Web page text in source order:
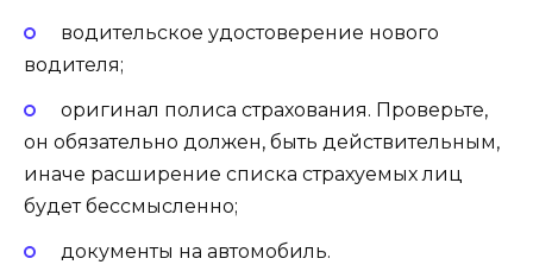
водительское удостоверение нового
водителя;
оригинал полиса страхования. Проверьте,
он обязательно должен, быть действительным,
иначе расширение списка страхуемых лиц
будет бессмысленно;
документы на автомобиль.